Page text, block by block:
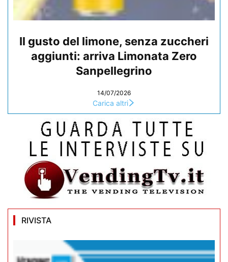
Il gusto del limone, senza zuccheri
aggiunti: arriva Limonata Zero
Sanpellegrino
14/07/2026
Carica altri
RIVISTA